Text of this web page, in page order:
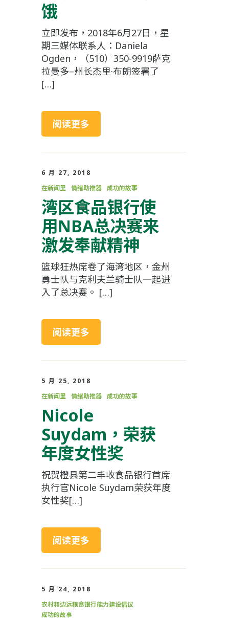
饿
立即发布，2018年6月27日，星
期三媒体联系人：Daniela
Ogden，（510）350-9919萨克
拉曼多–州长杰里·布朗签署了
[…]
阅读更多
6 月 27, 2018
在新闻里
情绪助推器 成功的故事
湾区食品银行使
用NBA总决赛来
激发奉献精神
篮球狂热席卷了海湾地区，金州
勇士队与克利夫兰骑士队一起进
入了总决赛。 […]
阅读更多
5 月 25, 2018
在新闻里
情绪助推器 成功的故事
Nicole
Suydam，荣获
年度女性奖
祝贺橙县第二丰收食品银行首席
执行官Nicole Suydam荣获年度
女性奖[…]
阅读更多
5 月 24, 2018
农村和边远粮食银行能力建设倡议
成功的故事